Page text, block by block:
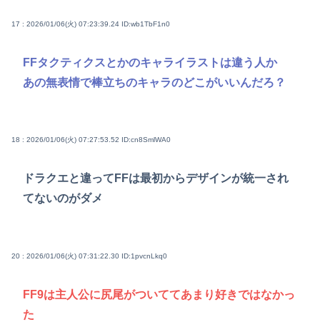
17 : 2026/01/06(火) 07:23:39.24 ID:wb1TbF1n0
FFタクティクスとかのキャライラストは違う人か
あの無表情で棒立ちのキャラのどこがいいんだろ？
18 : 2026/01/06(火) 07:27:53.52 ID:cn8SmlWA0
ドラクエと違ってFFは最初からデザインが統一され
てないのがダメ
20 : 2026/01/06(火) 07:31:22.30 ID:1pvcnLkq0
FF9は主人公に尻尾がついててあまり好きではなかっ
た